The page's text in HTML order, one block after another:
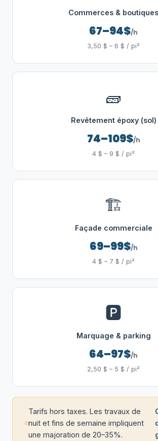
Commerces & boutiques
67–94$/h
3,50 $ – 6 $ / pi²
🧱
Revêtement époxy (sol)
74–109$/h
4 $ – 9 $ / pi²
🏗️
Façade commerciale
69–99$/h
4 $ – 7 $ / pi²
🅿️
Marquage & parking
64–97$/h
2,50 $ – 5 $ / pi²
Tarifs hors taxes. Les travaux de
nuit et fins de semaine impliquent
une majoration de 20–35%.